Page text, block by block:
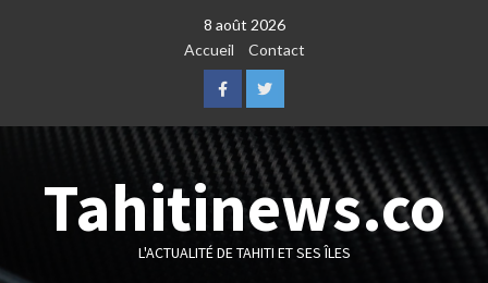
8 août 2026
Accueil
Contact
FacebookTwitter
Tahitinews.co
L'ACTUALITÉ DE TAHITI ET SES ÎLES